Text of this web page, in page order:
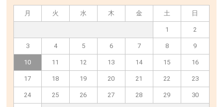
月 火 水 木 金 土 日
1 2
3 4 5 6 7 8 9
10 11 12 13 14 15 16
17 18 19 20 21 22 23
24 25 26 27 28 29 30